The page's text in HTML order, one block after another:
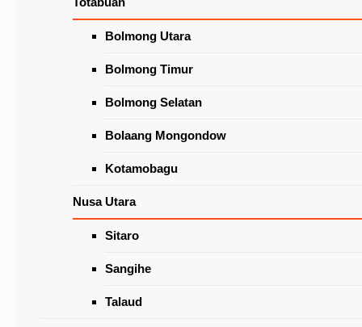
Bolmong Utara
Bolmong Timur
Bolmong Selatan
Bolaang Mongondow
Kotamobagu
Nusa Utara
Sitaro
Sangihe
Talaud
di Pasar Beriman Tomohon
Latest News
Caroll-Wenny Berharap Akses Jalan Kinilow-
Tinoor Segera Direalisasikan